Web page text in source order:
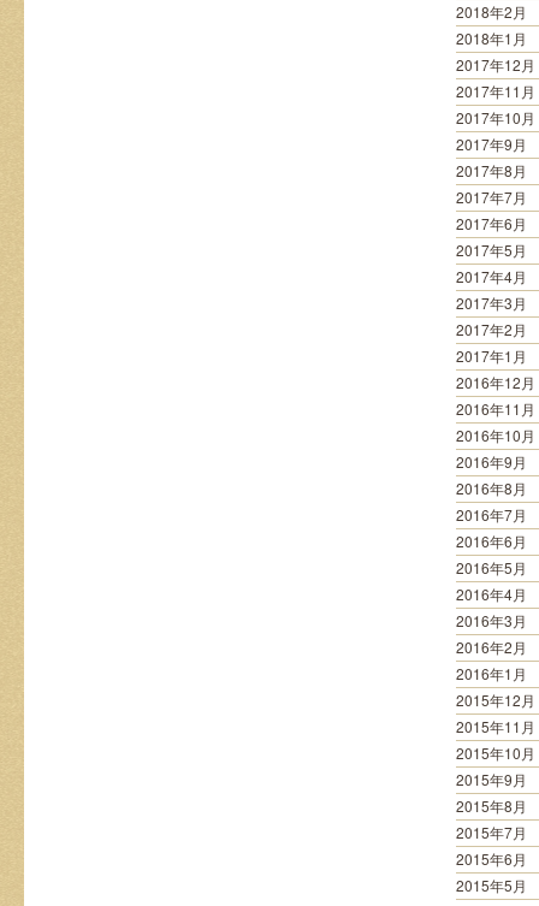
2018年2月
2018年1月
2017年12月
2017年11月
2017年10月
2017年9月
2017年8月
2017年7月
2017年6月
2017年5月
2017年4月
2017年3月
2017年2月
2017年1月
2016年12月
2016年11月
2016年10月
2016年9月
2016年8月
2016年7月
2016年6月
2016年5月
2016年4月
2016年3月
2016年2月
2016年1月
2015年12月
2015年11月
2015年10月
2015年9月
2015年8月
2015年7月
2015年6月
2015年5月